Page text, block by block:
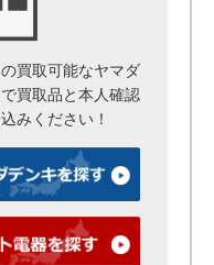
買取可能なヤマダ
買取品と本人確認
みください！